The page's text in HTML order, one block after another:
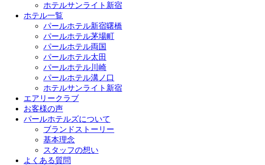
ホテルサンライト新宿
ホテル一覧
パールホテル新宿曙橋
パールホテル茅場町
パールホテル両国
パールホテル太田
パールホテル川崎
パールホテル溝ノ口
ホテルサンライト新宿
エアリークラブ
お客様の声
パールホテルズについて
ブランドストーリー
基本理念
スタッフの想い
よくある質問